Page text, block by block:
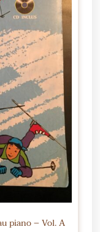
piano – Vol. A